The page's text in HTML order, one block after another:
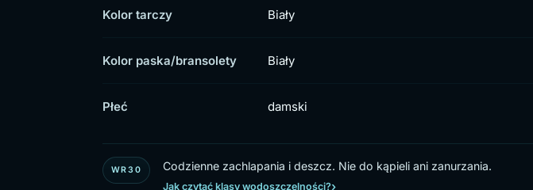
Kolor tarczy Biały
Kolor paska/bransolety Biały
Płeć damski
WR30 Codzienne zachlapania i deszcz. Nie do kąpieli ani zanurzania.
Jak czytać klasy wodoszczelności?